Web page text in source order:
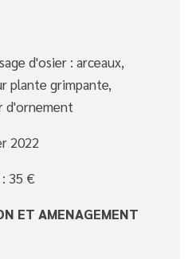
d'osier : arceaux,
plante grimpante,
d'ornement
2022
35 €
ET AMENAGEMENT